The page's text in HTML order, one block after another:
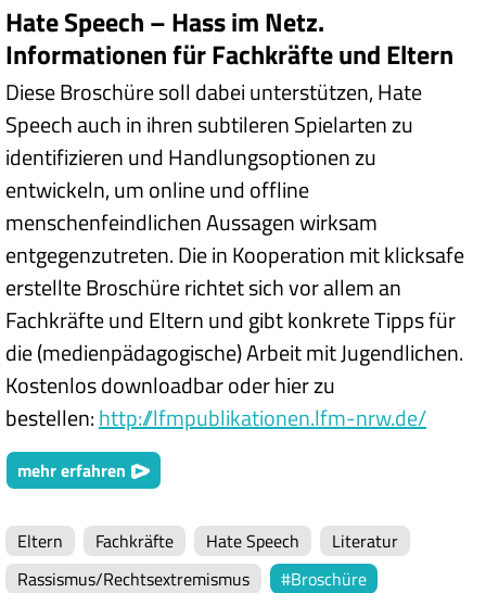
Hate Speech – Hass im Netz.
Informationen für Fachkräfte und Eltern
Diese Broschüre soll dabei unterstützen, Hate
Speech auch in ihren subtileren Spielarten zu
identifizieren und Handlungsoptionen zu
entwickeln, um online und offline
menschenfeindlichen Aussagen wirksam
entgegenzutreten. Die in Kooperation mit klicksafe
erstellte Broschüre richtet sich vor allem an
Fachkräfte und Eltern und gibt konkrete Tipps für
die (medienpädagogische) Arbeit mit Jugendlichen.
Kostenlos downloadbar oder hier zu
bestellen:http://lfmpublikationen.lfm-nrw.de/
mehr erfahren
Eltern Fachkräfte Hate Speech
Literatur
Rassismus/Rechtsextremismus
Broschüre